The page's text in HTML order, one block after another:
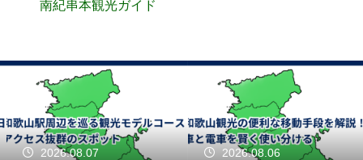
南紀串本観光ガイド
2026.08.07 2026.08.06